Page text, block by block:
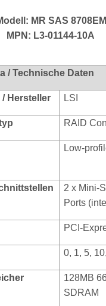
MR SAS
MPN: L3-01144-10A
/ Technische Daten
/ Hersteller LSI
RAID
Low-
2 x Mini-
Ports
PCI-
0, 1, 5,
128MB
SDRAM